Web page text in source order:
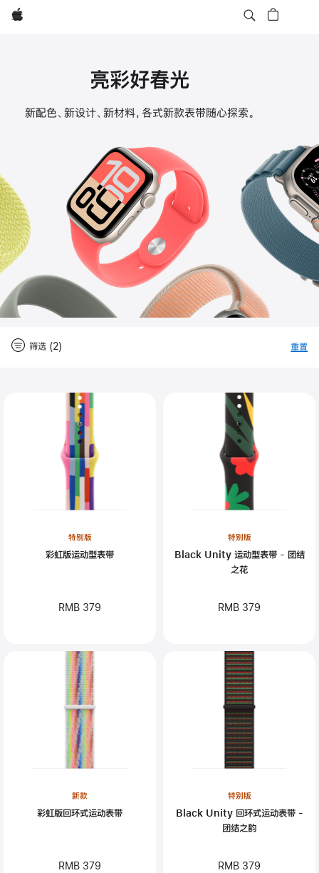
Apple
Apple
带
亮彩好春光
新配色、新设计、新材料，各式新款表带随心探索。
筛选 (2) 重置
特别版
彩虹版运动型表带
RMB 379
特别版
Black Unity 运动型表带 - 团结
之花
RMB 379
新款
彩虹版回环式运动表带
RMB 379
特别版
Black Unity 回环式运动表带 -
团结之韵
RMB 379